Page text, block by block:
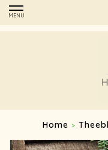
MENU
Home >